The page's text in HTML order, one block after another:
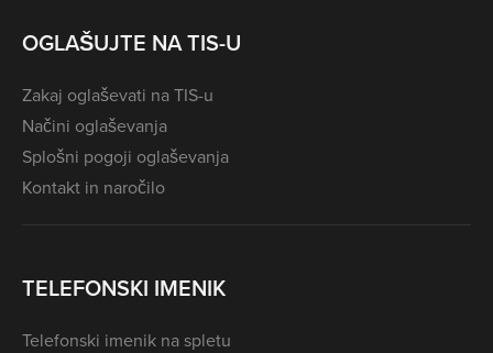
OGLAŠUJTE NA TIS-U
Zakaj oglaševati na TIS-u
Načini oglaševanja
Splošni pogoji oglaševanja
Kontakt in naročilo
TELEFONSKI IMENIK
Telefonski imenik na spletu